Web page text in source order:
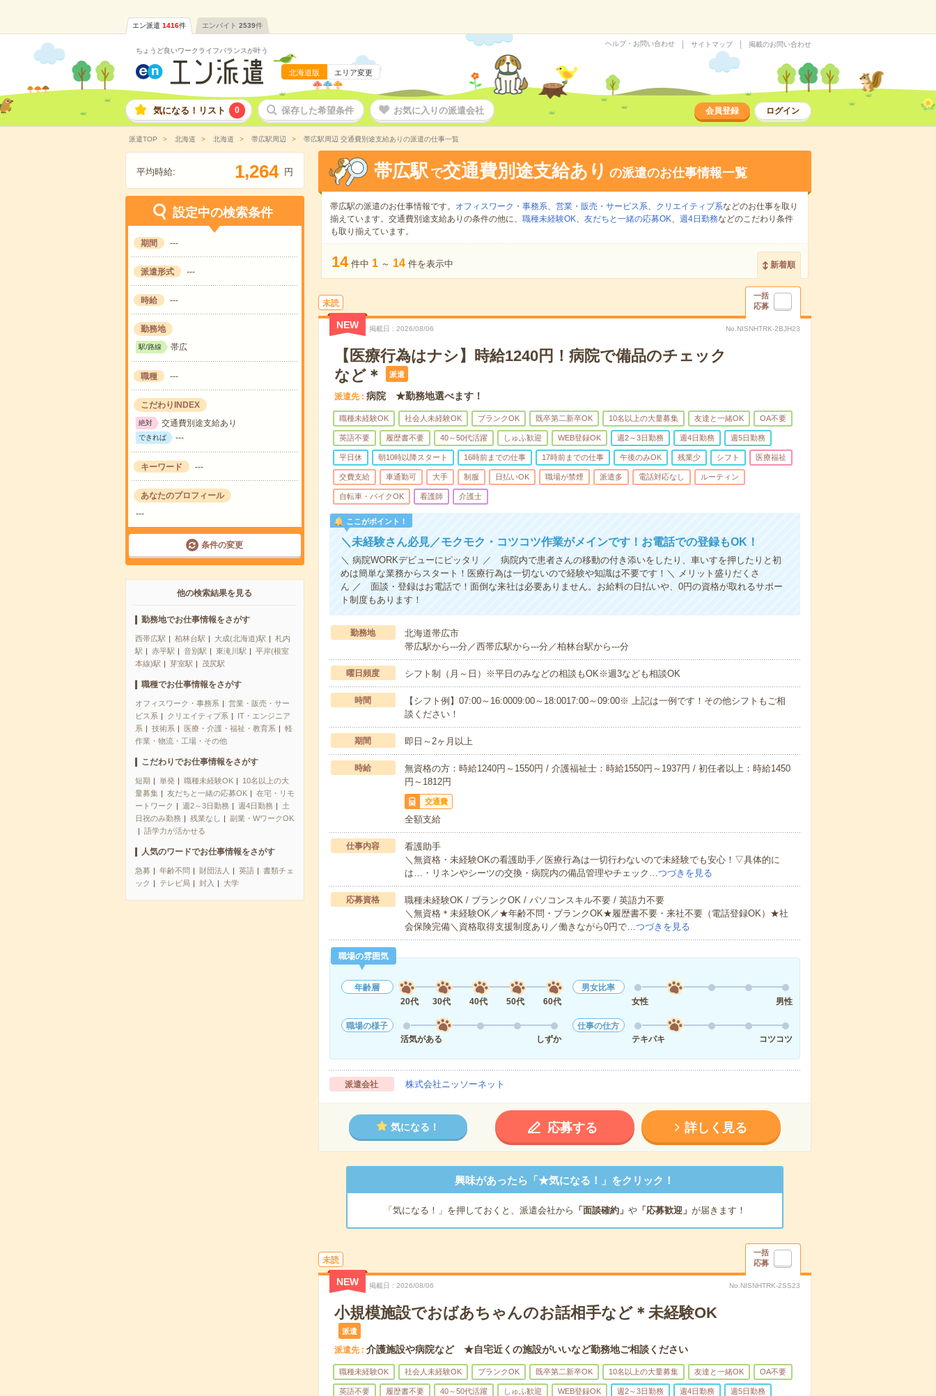
エン派遣 1416件 エンバイト 2539件
ちょうど良いワークライフバランスが叶う
北海道版 エリア変更
ヘルプ・お問い合わせ サイトマップ 掲載のお問い合わせ
気になる！リスト 0 保存した希望条件 お気に入りの派遣会社 会員登録 ログイン
派遣TOP 北海道 北海道 帯広駅周辺 帯広駅周辺 交通費別途支給ありの派遣の仕事一覧
平均時給: 1,264 円
設定中の検索条件
期間 ---
派遣形式 ---
時給 ---
勤務地
駅/路線 帯広
職種 ---
こだわりINDEX
絶対 交通費別途支給あり
できれば ---
キーワード ---
あなたのプロフィール
---
条件の変更
他の検索結果を見る
勤務地でお仕事情報をさがす
西帯広駅 柏林台駅 大成(北海道)駅
札内
駅
赤平駅 音別駅 東滝川駅
平岸(根室
本線)駅
芽室駅 茂尻駅
職種でお仕事情報をさがす
オフィスワーク・事務系
営業・販売・サー
ビス系
クリエイティブ系
IT・エンジニア
系
技術系 医療・介護・福祉・教育系
軽
作業・物流・工場・その他
こだわりでお仕事情報をさがす
短期 単発 職種未経験OK
10名以上の大
量募集
友だちと一緒の応募OK
在宅・リモ
ートワーク
週2～3日勤務 週4日勤務
土
日祝のみ勤務
残業なし
副業・WワークOK
語学力が活かせる
人気のワードでお仕事情報をさがす
急募 年齢不問 財団法人 英語
書類チェ
ック
テレビ局 封入 大学
帯広駅 で交通費別途支給あり の派遣のお仕事情報一覧
帯広駅の派遣のお仕事情報です。 オフィスワーク・事務系、 営業・販売・サービス系、 クリエイティブ系などのお仕事を取り
揃えています。交通費別途支給ありの条件の他に、 職種未経験OK、 友だちと一緒の応募OK、 週4日勤務などのこだわり条件
も取り揃えています。
14 件中 1 ～ 14 件を表示中 新着順
未読
一括
応募
NEW 掲載日 2026/08/06 No.NISNHTRK-2BJH23
【医療行為はナシ】時給1240円！病院で備品のチェック
など＊
派遣
派遣先 病院 ★勤務地選べます！
職種未経験OK 社会人未経験OK ブランクOK 既卒第二新卒OK 10名以上の大量募集 友達と一緒OK OA不要
英語不要 履歴書不要 40～50代活躍 しゅふ歓迎 WEB登録OK 週2～3日勤務 週4日勤務 週5日勤務
平日休 朝10時以降スタート 16時前までの仕事 17時前までの仕事 午後のみOK 残業少 シフト 医療福祉
交費支給 車通勤可 大手 制服 日払いOK 職場が禁煙 派遣多 電話対応なし ルーティン
自転車・バイクOK 看護師 介護士
ここがポイント！
＼未経験さん必見／モクモク・コツコツ作業がメインです！お電話での登録もOK！
＼ 病院WORKデビューにピッタリ ／ 病院内で患者さんの移動の付き添いをしたり、車いすを押したりと初
めは簡単な業務からスタート！医療行為は一切ないので経験や知識は不要です！＼ メリット盛りだくさ
ん ／ 面談・登録はお電話で！面倒な来社は必要ありません。お給料の日払いや、0円の資格が取れるサポー
ト制度もあります！
勤務地
北海道帯広市
帯広駅から---分／西帯広駅から---分／柏林台駅から---分
曜日頻度 シフト制（月～日）※平日のみなどの相談もOK※週3なども相談OK
時間
【シフト例】07:00～16:0009:00～18:0017:00～09:00※ 上記は一例です！その他シフトもご相
談ください！
期間 即日～2ヶ月以上
時給
無資格の方：時給1240円～1550円 / 介護福祉士：時給1550円～1937円 / 初任者以上：時給1450
円～1812円
交通費
全額支給
仕事内容
看護助手
＼無資格・未経験OKの看護助手／医療行為は一切行わないので未経験でも安心！▽具体的に
は…・リネンやシーツの交換・病院内の備品管理やチェック…つづきを見る
応募資格
職種未経験OK / ブランクOK / パソコンスキル不要 / 英語力不要
＼無資格＊未経験OK／★年齢不問・ブランクOK★履歴書不要・来社不要（電話登録OK）★社
会保険完備＼資格取得支援制度あり／働きながら0円で…つづきを見る
職場の雰囲気
年齢層
20代
30代 40代 50代 60代
男女比率
女性
男性
職場の様子
活気がある
しずか
仕事の仕方
テキパキ
コツコツ
派遣会社 株式会社ニッソーネット
気になる！ 応募する 詳しく見る
興味があったら「★気になる！」をクリック！
「気になる！」を押しておくと、派遣会社から 「面談確約」 や「応募歓迎」 が届きます！
未読
一括
応募
NEW 掲載日 2026/08/06 No.NISNHTRK-2SS23
小規模施設でおばあちゃんのお話相手など＊未経験OK
派遣
派遣先 介護施設や病院など ★自宅近くの施設がいいなど勤務地ご相談ください
職種未経験OK 社会人未経験OK ブランクOK 既卒第二新卒OK 10名以上の大量募集 友達と一緒OK OA不要
英語不要 履歴書不要 40～50代活躍 しゅふ歓迎 WEB登録OK 週2～3日勤務 週4日勤務 週5日勤務